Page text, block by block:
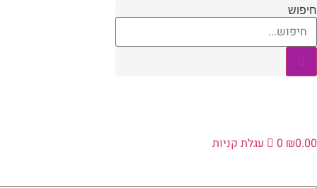
דלג
לתוכן
חיפוש
₪0.00
0 עגלת קניות